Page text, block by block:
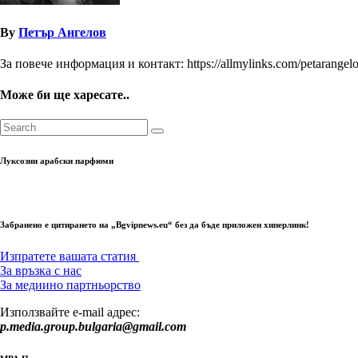
By Петър Ангелов
За повече информация и контакт: https://allmylinks.com/
Може би ще харесате..
Луксозни арабски парфюми
Забранено е цитирането на „Bgvipnews.eu“ без да бъде приложен хиперлинк!
Изпратете вашата статия
За връзка с нас
За медиино партньорство
Използвайте e-mail адрес:
p.media.group.bulgaria@gmail.com